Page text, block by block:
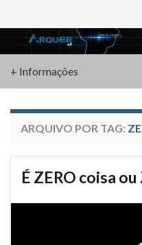
Search for:
+ Informações
ARQUIVO POR TAG:
É ZERO coisa